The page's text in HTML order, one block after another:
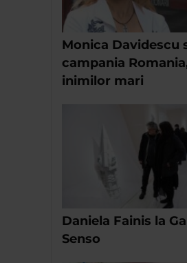
Monica Davidescu
campania
inimilor mari
Daniela Fainis la
Senso